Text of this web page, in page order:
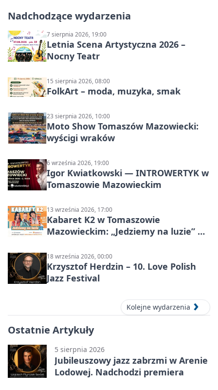
Nadchodzące wydarzenia
7 sierpnia 2026, 19:00
Letnia Scena Artystyczna 2026 –
Nocny Teatr
15 sierpnia 2026, 08:00
FolkArt – moda, muzyka, smak
23 sierpnia 2026, 10:00
Moto Show Tomaszów Mazowiecki:
wyścigi wraków
6 września 2026, 19:00
Igor Kwiatkowski — INTROWERTYK w
Tomaszowie Mazowieckim
13 września 2026, 17:00
Kabaret K2 w Tomaszowie
Mazowieckim: „Jedziemy na luzie” w
Społecznej
18 września 2026, 00:00
Krzysztof Herdzin – 10. Love Polish
Jazz Festival
Kolejne wydarzenia
Ostatnie Artykuły
5 sierpnia 2026
Jubileuszowy jazz zabrzmi w Arenie
Lodowej. Nadchodzi premiera